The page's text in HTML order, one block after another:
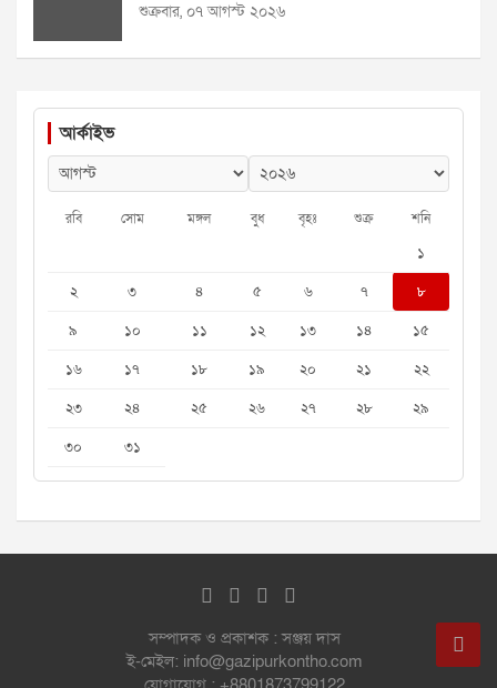
শুক্রবার, ০৭ আগস্ট ২০২৬
আর্কাইভ
রবি সোম মঙ্গল বুধ বৃহঃ শুক্র শনি
১
২
৩ ৪ ৫ ৬ ৭
৮
৯
১০ ১১ ১২ ১৩ ১৪
১৫
১৬
১৭ ১৮ ১৯ ২০ ২১
২২
২৩
২৪ ২৫ ২৬ ২৭ ২৮
২৯
৩০
৩১
সম্পাদক ও প্রকাশক : সঞ্জয় দাস
ই-মেইল: info@gazipurkontho.com